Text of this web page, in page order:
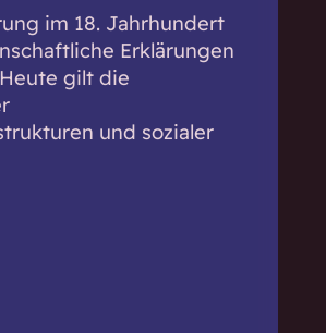
im 18. Jahrhundert
Erklärungen
gilt die
und sozialer